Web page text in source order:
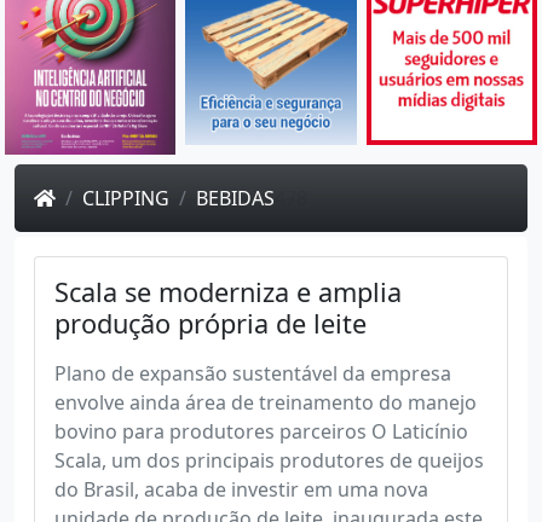
CLIPPING BEBIDAS
Scala se moderniza e amplia
produção própria de leite
Plano de expansão sustentável da empresa
envolve ainda área de treinamento do manejo
bovino para produtores parceiros O Laticínio
Scala, um dos principais produtores de queijos
do Brasil, acaba de investir em uma nova